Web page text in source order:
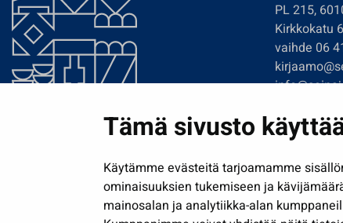
Tämä sivusto
Käytämme evästeitä tarjoamamme
ominaisuuksien tukemiseen ja
mainosalan ja analytiikka-alan
PL 215,
Kirkkokatu
vaihde 06
Tilaa